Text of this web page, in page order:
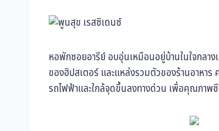
หอพักซอยอารีย์ อบอุ่นเหมือนอยู่บ้านในใจกลา
ของฮิปสเตอร์ และแหล่งรวมตัวของร้านอาหา
รถไฟฟ้าและใกล้จุดขึ้นลงทางด่วน เพื่อคุณภาพ